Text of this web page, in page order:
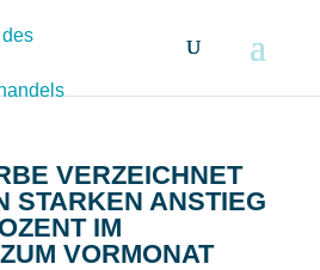
VERZEICHNET
STARKEN ANSTIEG
IM
VORMONAT